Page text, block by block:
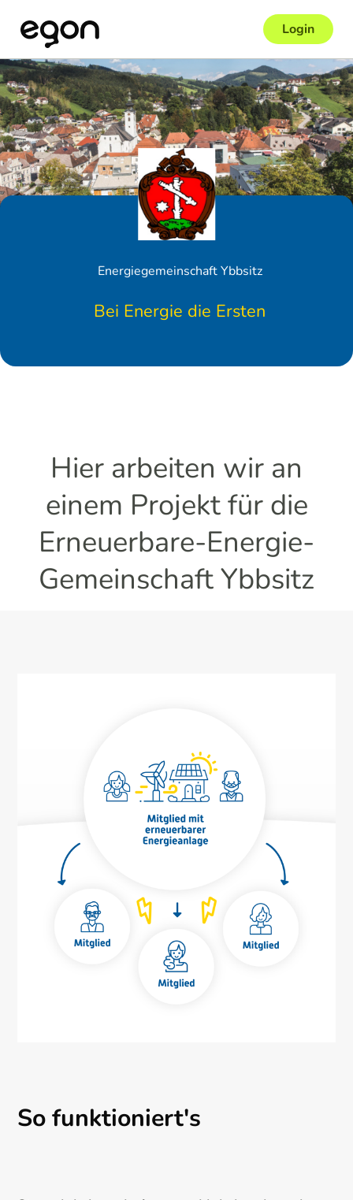
Login
Energiegemeinschaft Ybbsitz
Bei Energie die Ersten
Hier arbeiten wir an
einem Projekt für die
Erneuerbare-Energie-
Gemeinschaft Ybbsitz
So funktioniert's